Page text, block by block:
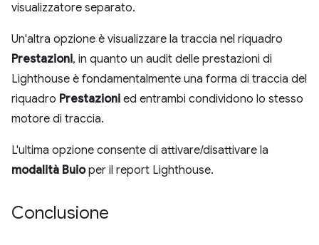
visualizzatore separato.
Un'altra opzione è visualizzare la traccia nel riquadro
Prestazioni, in quanto un audit delle prestazioni di
Lighthouse è fondamentalmente una forma di traccia del
riquadro Prestazioni ed entrambi condividono lo stesso
motore di traccia.
L'ultima opzione consente di attivare/disattivare la
modalità Buioper il report Lighthouse.
Conclusione